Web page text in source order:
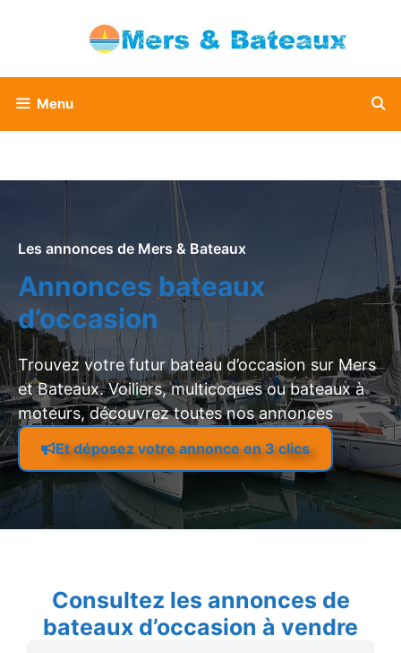
Menu
Les annonces de Mers & Bateaux
Annonces bateaux
d’occasion
Trouvez votre futur bateau d’occasion sur Mers
et Bateaux. Voiliers, multicoques ou bateaux à
moteurs, découvrez toutes nos annonces
Et déposez votre annonce en 3 clics
Consultez les annonces de
bateaux d’occasion à vendre